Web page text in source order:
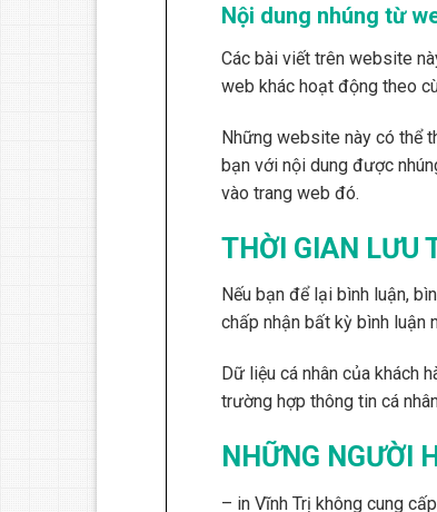
Nội dung nhúng từ
Các bài viết trên website
web khác hoạt động theo
Những website này có thể
bạn với nội dung được
vào trang web đó.
THỜI GIAN LƯU
Nếu bạn để lại bình luận,
chấp nhận bất kỳ bình luận
Dữ liệu cá nhân của khách
trường hợp thông tin cá
NHỮNG NGƯỜI
– in Vĩnh Trị không cung